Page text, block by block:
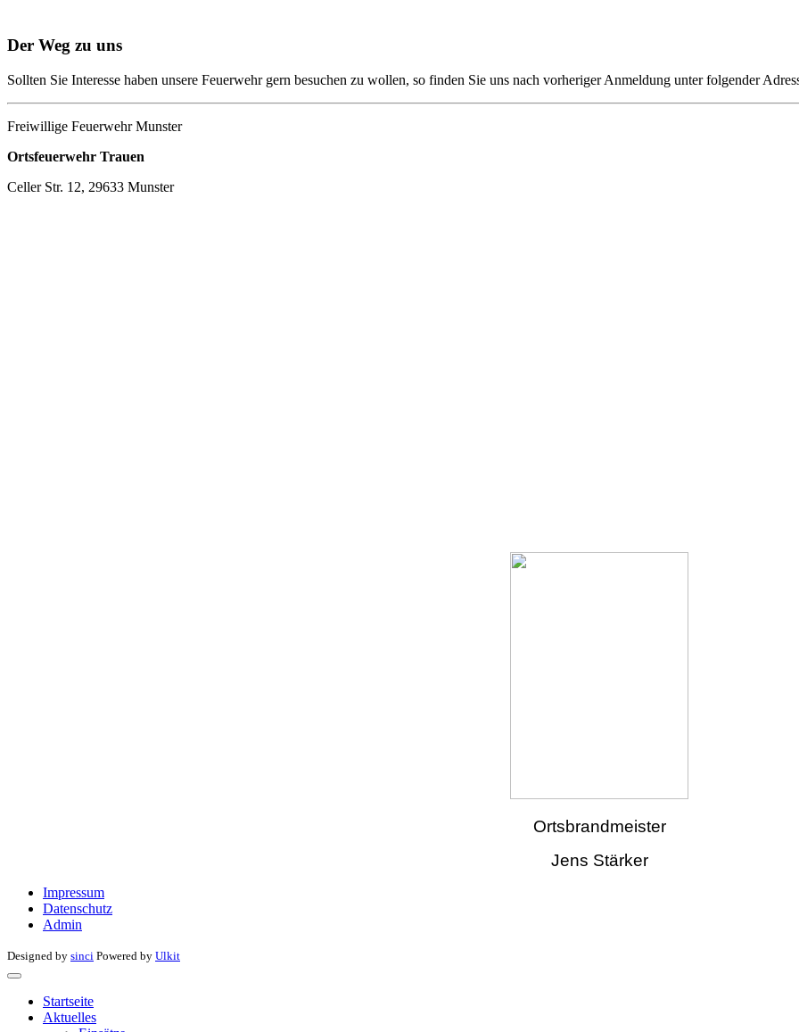
Der Weg zu uns
Sollten Sie Interesse haben unsere Feuerwehr gern besuchen zu wollen, so finden Sie uns nach vorheriger Anmeldung unter folgender
Freiwillige Feuerwehr Munster
Ortsfeuerwehr Trauen
Celler Str. 12, 29633 Munster
Ortsbrandmeister
Jens Stärker
Impressum
Datenschutz
Admin
Designed by sinci Powered by Ulkit
Startseite
Aktuelles